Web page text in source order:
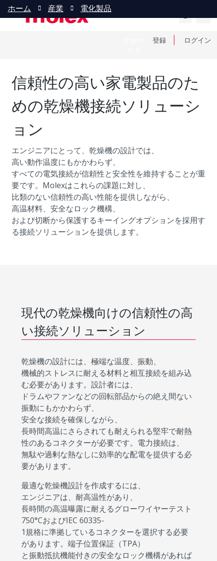
登録 ログイン
ホーム 産業 電化製品
信頼性の高い家電製品のた
めの乾燥機接続ソリューシ
ョン
エンジニアにとって、乾燥機の設計では、
高い動作温度にもかかわらず、
すべての電気接続が信頼性と安全性を維持することが重
要です。Molexはこれらの課題に対し、
比類のない信頼性の高い性能を提供しながら、
高温材料、安全なロック機構、
および切断から保護するキーイングオプションを採用す
る接続ソリューションを提供します。
現代の乾燥機向けの信頼性の高
い接続ソリューション
乾燥機の設計には、極端な温度、振動、
機械的ストレスに耐える材料と相互接続を組み込
む必要があります。設計者には、
ドラムやファンなどの回転部品からの絶え間ない
振動にもかかわらず、
安全な接続を確保しながら、
長時間高温にさらされても耐えられる堅牢で耐熱
性のあるコネクターが必要です。電力接続は、
無駄や過剰な熱なしに効率的な配電を提供する必
要があります。
最適な乾燥機設計を作成するには、
エンジニアは、耐高温性があり、
長時間の高温曝露に耐えるグローワイヤーテスト
750°CおよびIEC 60335-
1規格に準拠しているコネクターを選択する必要
があります。端子位置保証（TPA）
と振動抵抗機能付きの安全なロック機構があれば